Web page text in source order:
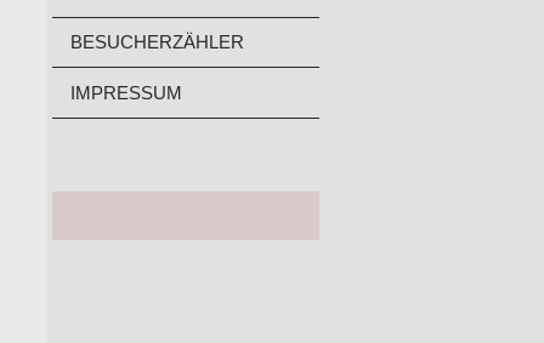
BESUCHERZÄHLER
IMPRESSUM